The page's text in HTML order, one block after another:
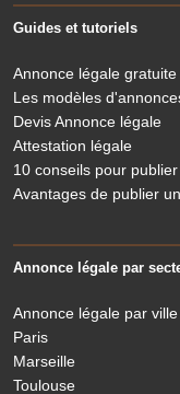
Guides et tutoriels
Annonce légale gratuite
Les modèles
Devis Annonce légale
Attestation légale
10 conseils pour
Avantages de publier
Annonce légale par
Annonce légale par ville
Paris
Marseille
Toulouse